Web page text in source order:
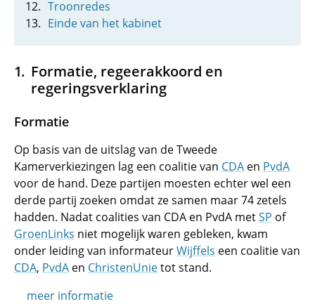
Troonredes
Einde van het kabinet
Formatie, regeerakkoord en
regeringsverklaring
Formatie
Op basis van de uitslag van de Tweede
Kamerverkiezingen lag een coalitie van CDA en PvdA
voor de hand. Deze partijen moesten echter wel een
derde partij zoeken omdat ze samen maar 74 zetels
hadden. Nadat coalities van CDA en PvdA metSP of
GroenLinks niet mogelijk waren gebleken, kwam
onder leiding van informateurWijffels een coalitie van
CDA, PvdA en ChristenUnietot stand.
meer informatie